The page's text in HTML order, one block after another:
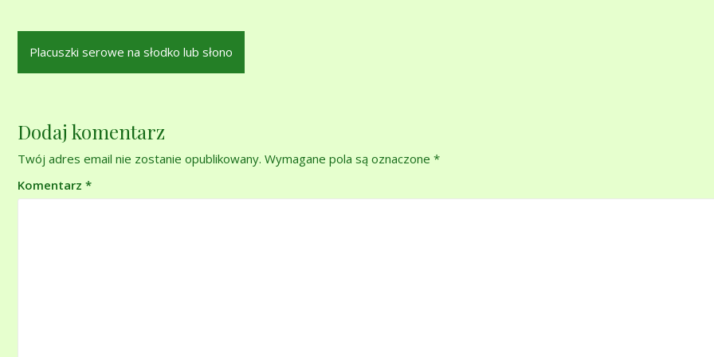
Nawigacja
wpisu
Placuszki serowe na słodko lub słono
Dodaj komentarz
Twój adres email nie zostanie opublikowany. Wymagane pola są oznaczone *
Komentarz *